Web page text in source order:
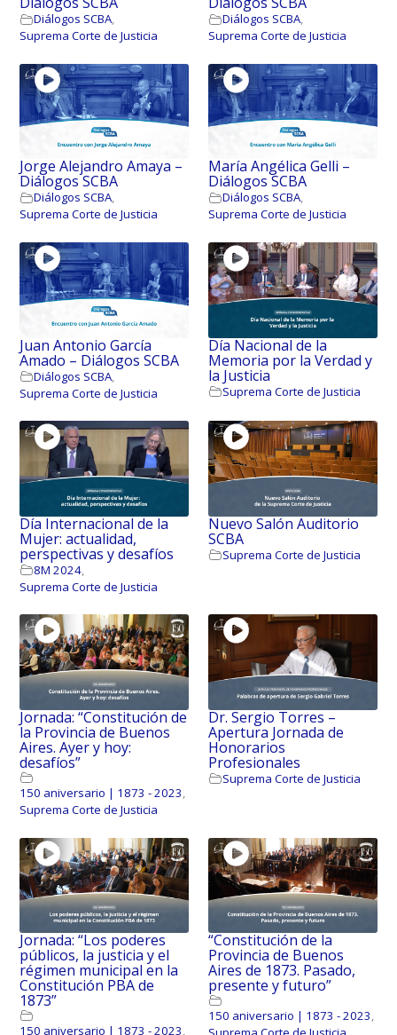
Diálogos SCBA,
Suprema Corte de Justicia
Diálogos SCBA,
Suprema Corte de Justicia
Jorge Alejandro Amaya –
Diálogos SCBA
Diálogos SCBA,
Suprema Corte de Justicia
María Angélica Gelli –
Diálogos SCBA
Diálogos SCBA,
Suprema Corte de Justicia
Juan Antonio García
Amado – Diálogos SCBA
Diálogos SCBA
Suprema Corte de Justicia
Día Nacional de la
Memoria por la Verdad y
la Justicia
Suprema Corte de Justicia
Día Internacional de la
Mujer: actualidad,
perspectivas y desafíos
8M 2024,
Suprema Corte de Justicia
Nuevo Salón Auditorio
SCBA
Suprema Corte de Justicia
Jornada: “Constitución de
la Provincia de Buenos
Aires. Ayer y hoy:
desafíos”
150 aniversario | 1873 - 2023,
Suprema Corte de Justicia
Dr. Sergio Torres –
Apertura Jornada de
Honorarios
Profesionales
Suprema Corte de Justicia
Jornada: “Los poderes
públicos, la justicia y el
régimen municipal en la
Constitución PBA de
1873”
150 aniversario | 1873 - 2023,
“Constitución de la
Provincia de Buenos
Aires de 1873. Pasado,
presente y futuro”
150 aniversario | 1873 - 2023,